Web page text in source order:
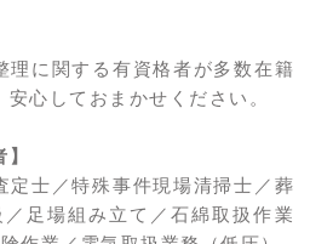
理に関する有資格者が多数在籍
心しておまかせください。
定士／特殊事件現場清掃士／葬
足場組み立て／石綿取扱作業